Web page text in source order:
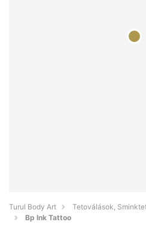
Turul Body Art
Tetoválások,
Bp Ink Tattoo